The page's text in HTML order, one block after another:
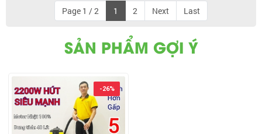
Page 1 / 2 1 2 Next Last
SẢN PHẨM GỢI Ý
-26%